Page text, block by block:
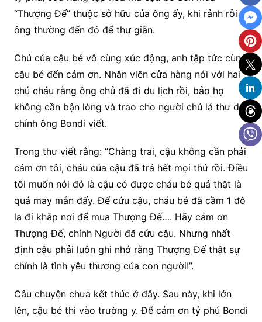
“Thượng Đế” thuộc sở hữu của ông ấy, khi rảnh rỗi
ông thường đến đó để thư giãn.
Chú của cậu bé vô cùng xúc động, anh tập tức cùng
cậu bé đến cảm ơn. Nhân viên cửa hàng nói với hai
chú cháu rằng ông chủ đã đi du lịch rồi, bảo họ
không cần bận lòng và trao cho người chú lá thư do
chính ông Bondi viết.
Trong thư viết rằng: “Chàng trai, cậu không cần phải
cảm ơn tôi, cháu của cậu đã trả hết mọi thứ rồi. Điều
tôi muốn nói đó là cậu có được cháu bé quả thật là
quá may mắn đấy. Để cứu cậu, cháu bé đã cầm 1 đô
la đi khắp nơi để mua Thượng Đế…. Hãy cảm ơn
Thượng Đế, chính Người đã cứu cậu. Nhưng nhất
định cậu phải luôn ghi nhớ rằng Thượng Đế thật sự
chính là tình yêu thương của con người!”.
Câu chuyện chưa kết thúc ở đây. Sau này, khi lớn
lên, cậu bé thi vào trường y. Để cảm ơn tỷ phú Bondi